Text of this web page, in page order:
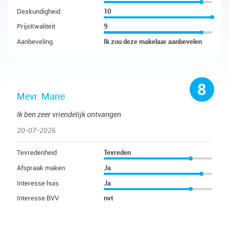
Deskundigheid
10
PrijsKwaliteit
9
Aanbeveling
Ik zou deze makelaar aanbevelen
8
Mevr. Marie
Ik ben zeer vriendelijk ontvangen
20-07-2026
Tevredenheid
Tevreden
Afspraak maken
Ja
Interesse huis
Ja
Interesse BVV
nvt